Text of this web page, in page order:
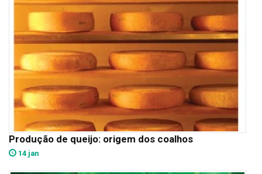
Produção de queijo: origem dos coalhos
14 jan